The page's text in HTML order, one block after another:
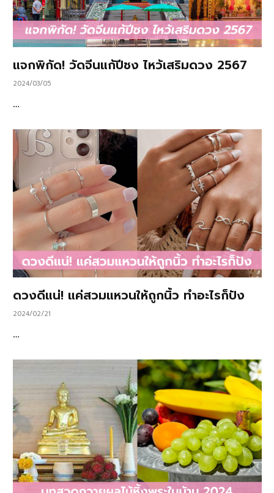
แจกพิกัด! วัดจีนแก้ปีชง ไหว้เสริมดวง 2567
2024/03/05
…
ดวงดีแน่! แค่สวมแหวนให้ถูกนิ้ว ทำอะไรก็ปัง
2024/02/21
…